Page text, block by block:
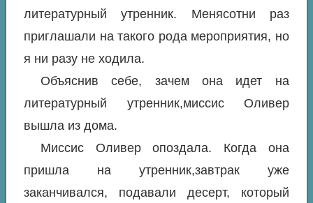
литературный утренник. Менясотни раз
приглашали на такого рода мероприятия, но
я ни разу не ходила.
Объяснив себе, зачем она идет на
литературный утренник,миссис Оливер
вышла из дома.
Миссис Оливер опоздала. Когда она
пришла на утренник,завтрак уже
заканчивался, подавали десерт, который